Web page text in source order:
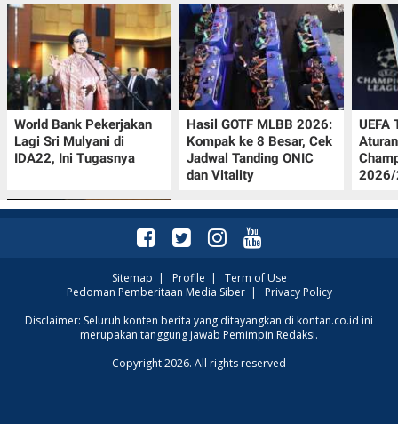
World Bank Pekerjakan
Lagi Sri Mulyani di
IDA22, Ini Tugasnya
Hasil GOTF MLBB 2026:
Kompak ke 8 Besar, Cek
Jadwal Tanding ONIC
dan Vitality
UEFA
2026/
Jadwal Persija vs Arema
FC Perebutan Juara 3
Sitemap | Profile | Term of Use
Pedoman Pemberitaan Media Siber| Privacy Policy
Disclaimer: Seluruh konten berita yang ditayangkan di kontan.co.id ini
merupakan tanggung jawab Pemimpin Redaksi.
Copyright 2026. All rights reserved